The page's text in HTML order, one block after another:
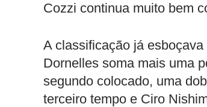
Cozzi continua muito bem
A classificação já
Dornelles soma mais uma
segundo colocado, uma
terceiro tempo e Ciro